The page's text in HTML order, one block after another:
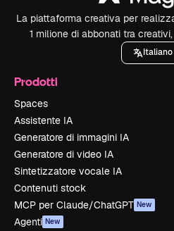
La piattaforma creativa per
1 milione di abbonati tra
Italiano
Prodotti
Spaces
Assistente IA
Generatore di immagini IA
Generatore di video IA
Sintetizzatore vocale IA
Contenuti stock
MCP per Claude/ChatGPT New
Agenti New